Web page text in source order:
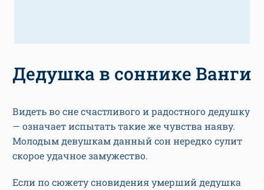
Дедушка в соннике Ванги
Видеть во сне счастливого и радостного дедушку
— означает испытать такие же чувства наяву.
Молодым девушкам данный сон нередко сулит
скорое удачное замужество.
Если по сюжету сновидения умерший дедушка